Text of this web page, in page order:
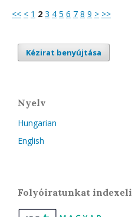
<< < 1 2 3 4 5 6 7 8 9 > >>
Kézirat benyújtása
Nyelv
Hungarian
English
Folyóiratunkat indexeli